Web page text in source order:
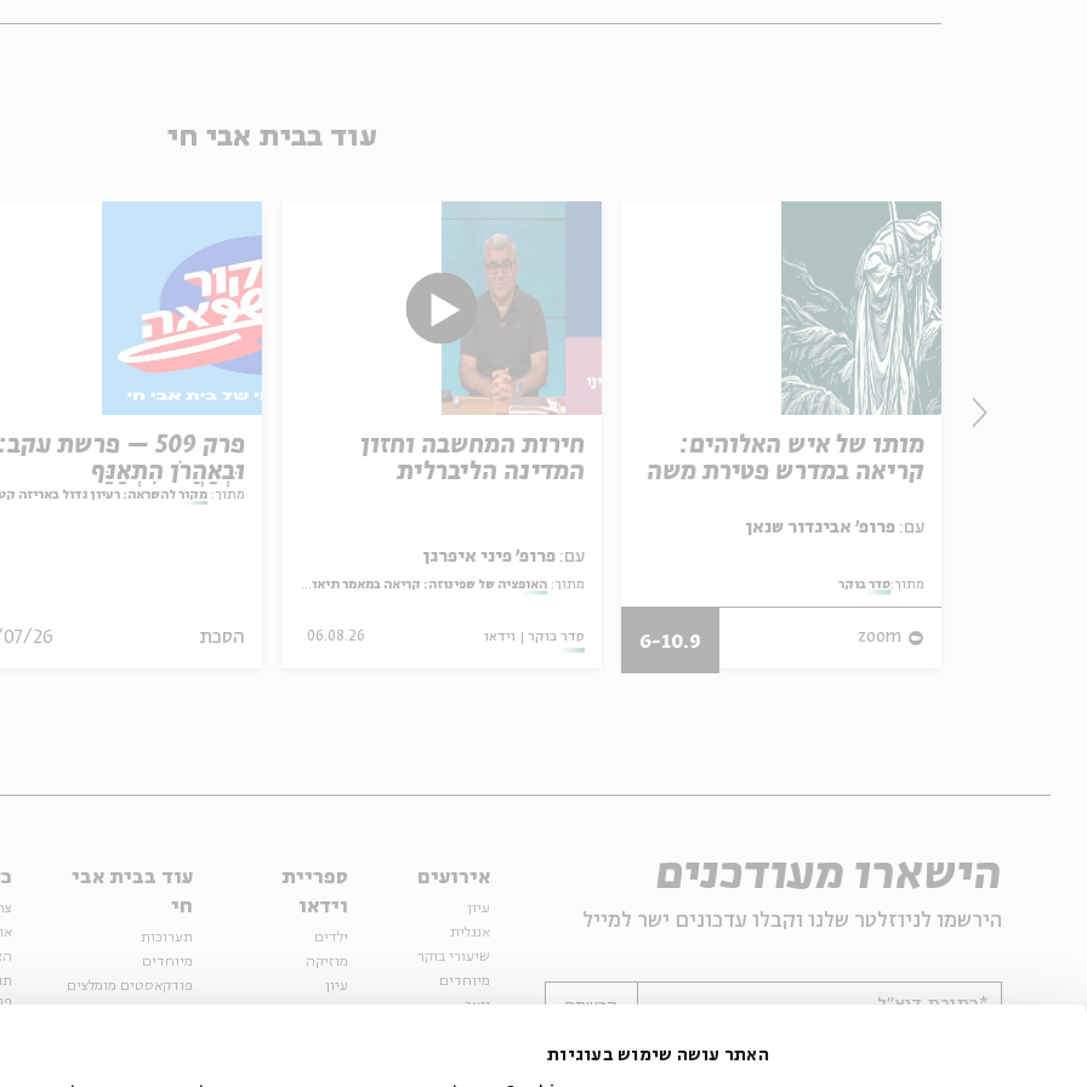
האתר עושה שימוש בעוגיות
עוד בבית אבי חי
פרק 509 – פרשת עקב:
וּבְאַהֲרֹן הִתְאַנַּף
מתוך: מקור להשראה: רעיון גדול באריזה
הסכת 26
חירות המחשבה וחזון
המדינה הליברלית
עם: פרופ' פיני איפרגן
מתוך: האופציה של שפינוזה: קריאה במאמר תיאולוגי־מדיני
סדר בוקר וידאו 06.08.26
מותו של איש האלוהים:
קריאה במדרש פטירת משה
עם:
מתוך:סדר בוקר
zoom
6-10.9
הישארו מעודכנים
הירשמו לניוזלטר שלנו וקבלו עדכונים ישר למייל
*כתובת דוא"ל הרשמה
אירועים
עיון
אנגלית
שיעורי בוקר
מיוחדים
נוער
ספריית
וידאו
ילדים
מוזיקה
עיון
עוד בבית אבי
חי
תערוכות
מיוחדים
פודקאסטים מומלצים